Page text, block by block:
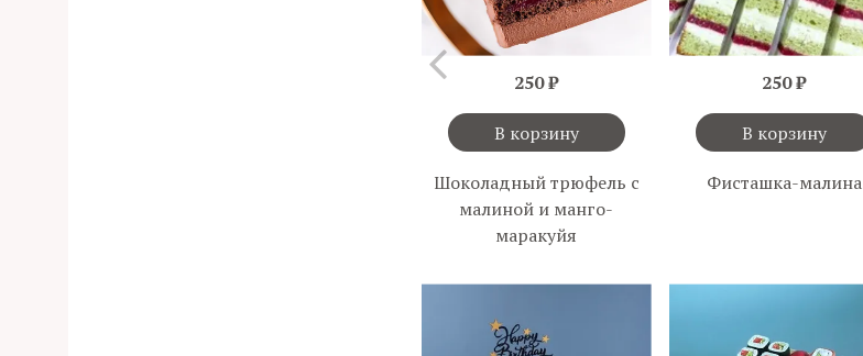
250 ₽
В корзину
Шоколадный трюфель с
малиной и манго-
маракуйя
250 ₽
В корзину
Фисташка-малина